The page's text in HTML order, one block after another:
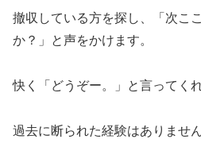
撤収している方を探し、「次こ
か？」と声をかけます。
快く「どうぞー。」と言ってく
過去に断られた経験はありません